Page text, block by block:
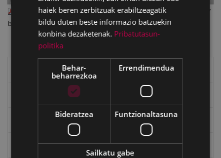
uztabuztu2017.pdf— PDF document, 1.97 MB (2063687
bytes)
Eibarko liburuak
Goi Argi aldizkaria
haiek beren zerbitzuak erabiltzeagatik
bildu duten beste informazio batzuekin
konbina dezaketenak. Pribatutasun-
politika
Behar-
beharrezkoa
Errendimendua
Bideratzea Funtzionaltasuna
Sailkatu gabe